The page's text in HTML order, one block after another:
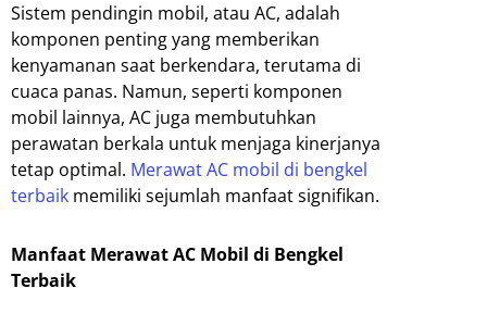
Sistem pendingin mobil, atau AC, adalah
komponen penting yang memberikan
kenyamanan saat berkendara, terutama di
cuaca panas. Namun, seperti komponen
mobil lainnya, AC juga membutuhkan
perawatan berkala untuk menjaga kinerjanya
tetap optimal. Merawat AC mobil di bengkel
terbaik memiliki sejumlah manfaat signifikan.
Manfaat Merawat AC Mobil di Bengkel
Terbaik